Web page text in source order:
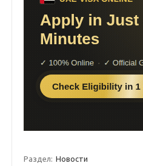
Раздел: Новости